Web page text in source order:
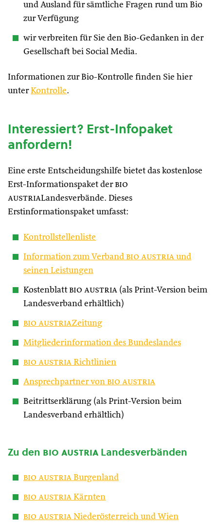
und Ausland für sämtliche Fragen rund um Bio
zur Verfügung
wir verbreiten für Sie den Bio-Gedanken in der
Gesellschaft bei Social Media.
Informationen zur Bio-Kontrolle finden Sie hier
unterKontrolle.
Interessiert? Erst-Infopaket
anfordern!
Eine erste Entscheidungshilfe bietet das kostenlose
Erst-Informationspaket der bio
austriaLandesverbände. Dieses
Erstinformationspaket umfasst:
Kontrollstellenliste
Information zum Verband bio austria und
seinen Leistungen
Kostenblatt bio austria (als Print-Version beim
Landesverband erhältlich)
bio austriaZeitung
Mitgliederinformation des Bundeslandes
bio austria Richtlinien
Ansprechpartner von bio austria
Beitrittserklärung (als Print-Version beim
Landesverband erhältlich)
Zu den bio austria Landesverbänden
bio austria Burgenland
bio austria Kärnten
bio austria Niederösterreich und Wien